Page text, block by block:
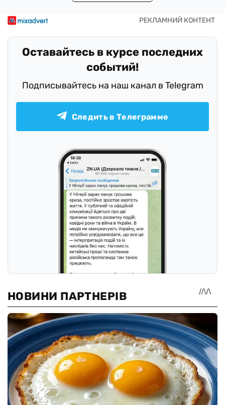
Оставайтесь в курсе последних
событий!
Подписывайтесь на наш канал в Telegram
Следить в Телеграмме